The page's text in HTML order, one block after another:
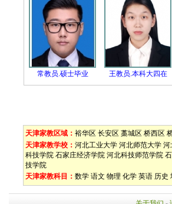
常教员.硕士毕业 王教员.本科大四在
天津家教区域： 裕华区 长安区 藁城区 桥西区
天津家教学校： 河北工业大学 河北师范大学 河
科技学院 石家庄经济学院 河北科技师范学院
技学院
天津家教科目： 数学 语文 物理 化学 英语 历史